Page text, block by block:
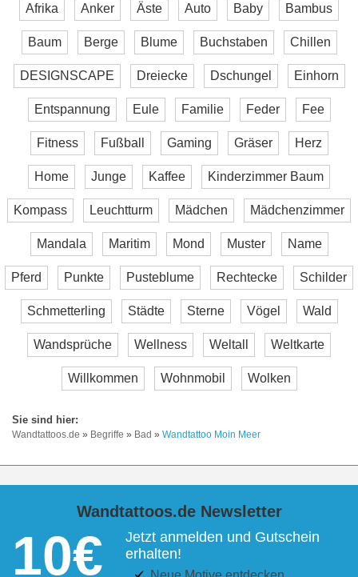
Afrika Anker Äste Auto Baby Bambus
Baum Berge Blume Buchstaben Chillen
DESIGNSCAPE Dreiecke Dschungel Einhorn
Entspannung Eule Familie Feder Fee
Fitness Fußball Gaming Gräser Herz
Home Junge Kaffee Kinderzimmer Baum
Kompass Leuchtturm Mädchen Mädchenzimmer
Mandala Maritim Mond Muster Name
Pferd Punkte Pusteblume Rechtecke Schilder
Schmetterling Städte Sterne Vögel Wald
Wandsprüche Wellness Weltall Weltkarte
Willkommen Wohnmobil Wolken
Wandtattoos.de » Begriffe » Bad » Wandtattoo Moin Meer
Wandtattoos.de Newsletter
10€
Jetzt anmelden und Gutschein
erhalten!